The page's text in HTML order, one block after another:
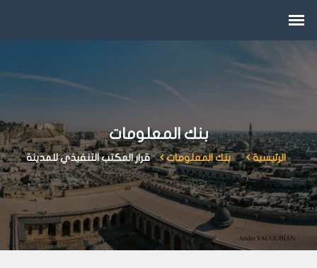
بنك المعلومات
الرئيسية بنك المعلومات قرار المكتب التنفيذي للمدينة